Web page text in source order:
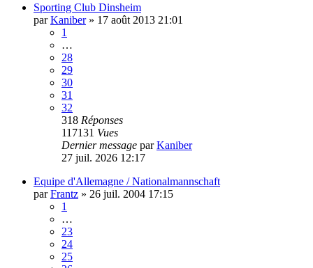
Sporting Club Dinsheim
parKaniber» 17 août 2013 21:01
1
…
28
29
30
31
32
318 Réponses
117131 Vues
Dernier message parKaniber
27 juil. 2026 12:17
Equipe d'Allemagne / Nationalmannschaft
parFrantz » 26 juil. 2004 17:15
1
…
23
24
25